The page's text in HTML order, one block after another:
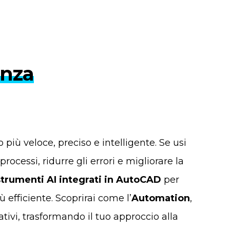
veloce, preciso e intelligente. Se usi
ridurre gli errori e migliorare la
AI integrati in AutoCAD per
Scoprirai come l’Automation,
trasformando il tuo approccio alla